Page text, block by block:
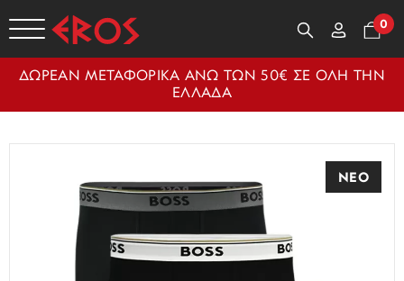
0
ΔΩΡΕΑΝ ΜΕΤΑΦΟΡΙΚΑ ΑΝΩ ΤΩΝ 50€ ΣΕ ΟΛΗ ΤΗΝ
ΕΛΛΑΔΑ
ΝΕΟ